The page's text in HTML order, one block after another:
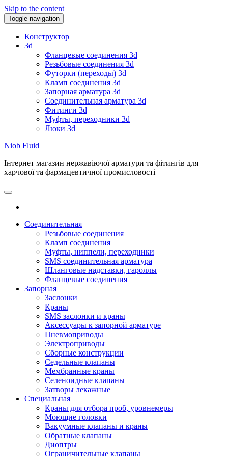
Skip to the content
Toggle navigation
Конструктор
3d
Фланцевые соединения 3d
Резьбовые соединения 3d
Футорки (переходы) 3d
Кламп соединения 3d
Запорная арматура 3d
Соединительная арматура 3d
Фитинги 3d
Муфты, переходники 3d
Люки 3d
Niob Fluid
Інтернет магазин нержавіючої арматури та фітингів для
харчової та фармацевтичної промисловості
Соединительная
Резьбовые соединения
Кламп соединения
Муфты, ниппели, переходники
SMS соединительная арматура
Шланговые надставки, гароллы
Фланцевые соединения
Запорная
Заслонки
Краны
SMS заслонки и краны
Аксессуары к запорной арматуре
Пневмоприводы
Электроприводы
Сборные конструкции
Седельные клапаны
Мембранные краны
Селеноидные клапаны
Затворы лекажные
Специальная
Краны для отбора проб, уровнемеры
Моющие головки
Вакуумные клапаны и краны
Обратные клапаны
Диоптры
Ограничительные клапаны